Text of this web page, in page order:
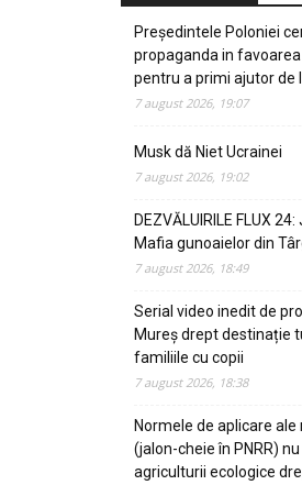
Președintele Poloniei
propaganda in
pentru a primi ajutor de
7 august 2026, 19:07
Musk dă Niet Ucrainei
7 august 2026, 19:02
DEZVĂLUIRILE FLUX
Mafia gunoaielor din
7 august 2026, 18:49
Serial video inedit de
Mureș drept destinație
familiile cu copii
7 august 2026, 18:38
Normele de aplicare
(jalon-cheie în PNRR)
agriculturii ecologice